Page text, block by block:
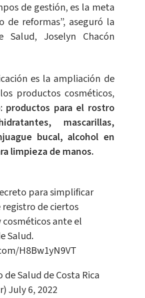
de gestión, es la meta
de reformas”, aseguró la
Salud, Joselyn Chacón
es la ampliación de
productos cosméticos,
productos para el rostro
mascarillas,
bucal, alcohol en
limpieza de manos.
para simplificar
de ciertos
ante el
Salud.
H8Bw1yN9VT
Salud de Costa Rica
July 6, 2022